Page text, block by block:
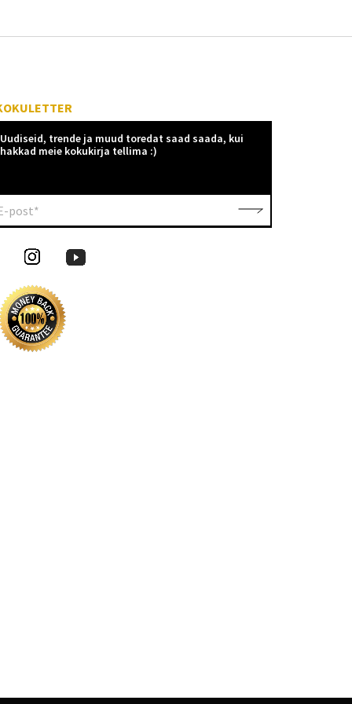
Uudiseid, trende ja muud toredat saad saada, kui
hakkad meie kokukirja tellima :)
post*